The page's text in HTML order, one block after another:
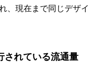
、現在まで同じデザイ
されている流通量